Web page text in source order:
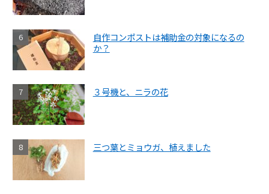
自作コンポストは補助金の対象になるの
か？
３号機と、ニラの花
三つ葉とミョウガ、植えました